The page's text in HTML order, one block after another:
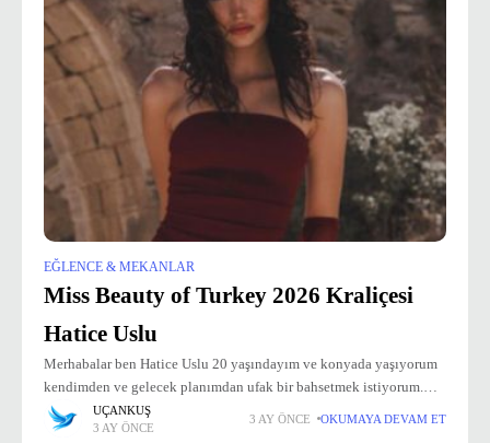
EĞLENCE & MEKANLAR
Miss Beauty of Turkey 2026 Kraliçesi
Hatice Uslu
Merhabalar ben Hatice Uslu 20 yaşındayım ve konyada yaşıyorum
kendimden ve gelecek planımdan ufak bir bahsetmek istiyorum.
Küçüklüğümden beri kendimi ifade etmenin en güçlü yollarından
birinin görünür olmak olduğuna inandım.
UÇANKUŞ
3 AY ÖNCE
3 AY ÖNCE OKUMAYA DEVAM ET